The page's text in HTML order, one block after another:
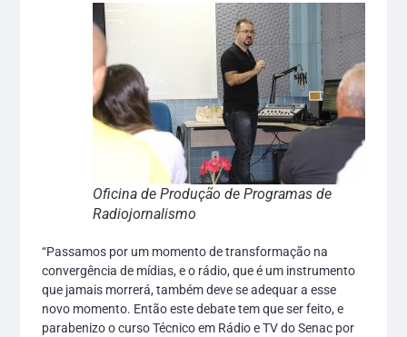
Oficina de Produção de Programas de
Radiojornalismo
“Passamos por um momento de transformação na
convergência de mídias, e o rádio, que é um instrumento
que jamais morrerá, também deve se adequar a esse
novo momento. Então este debate tem que ser feito, e
parabenizo o curso Técnico em Rádio e TV do Senac por